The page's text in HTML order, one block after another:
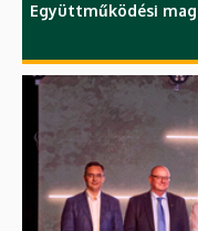
Együttműködési